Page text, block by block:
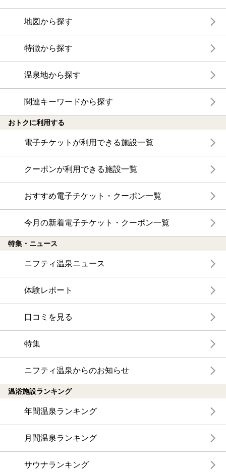
地図から探す
特徴から探す
温泉地から探す
関連キーワードから探す
おトクに利用する
電子チケットが利用できる施設一覧
クーポンが利用できる施設一覧
おすすめ電子チケット・クーポン一覧
今月の新着電子チケット・クーポン一覧
特集・ニュース
ニフティ温泉ニュース
体験レポート
口コミを見る
特集
ニフティ温泉からのお知らせ
温浴施設ランキング
年間温泉ランキング
月間温泉ランキング
サウナランキング